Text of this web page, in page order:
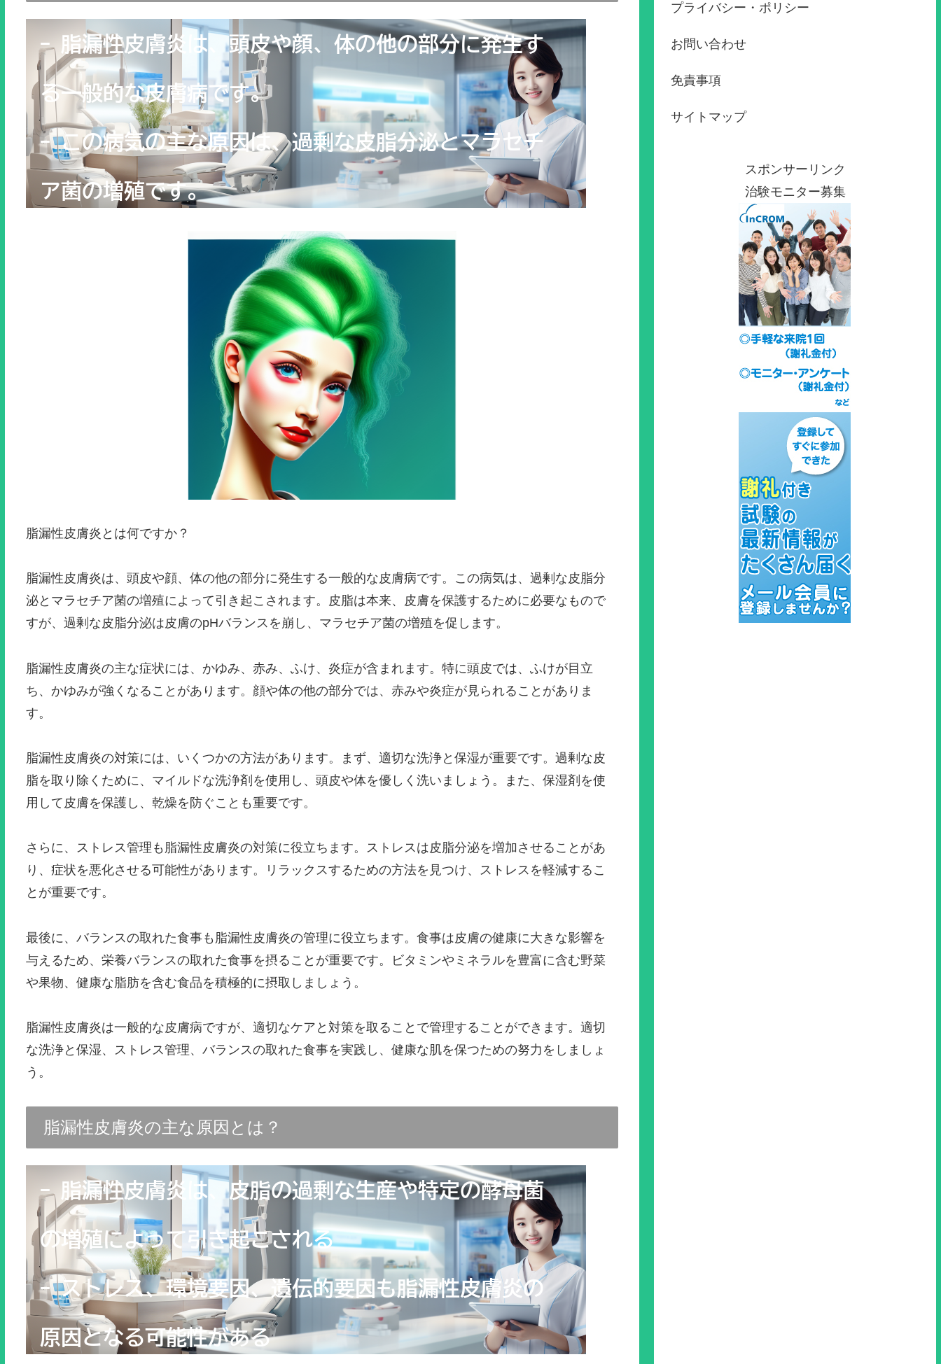
脂漏性皮膚炎とは何ですか？
脂漏性皮膚炎は、頭皮や顔、体の他の部分に発生する一般的な皮膚病です。この病気は、過剰な皮脂分
泌とマラセチア菌の増殖によって引き起こされます。皮脂は本来、皮膚を保護するために必要なもので
すが、過剰な皮脂分泌は皮膚のpHバランスを崩し、マラセチア菌の増殖を促します。
脂漏性皮膚炎の主な症状には、かゆみ、赤み、ふけ、炎症が含まれます。特に頭皮では、ふけが目立
ち、かゆみが強くなることがあります。顔や体の他の部分では、赤みや炎症が見られることがありま
す。
脂漏性皮膚炎の対策には、いくつかの方法があります。まず、適切な洗浄と保湿が重要です。過剰な皮
脂を取り除くために、マイルドな洗浄剤を使用し、頭皮や体を優しく洗いましょう。また、保湿剤を使
用して皮膚を保護し、乾燥を防ぐことも重要です。
さらに、ストレス管理も脂漏性皮膚炎の対策に役立ちます。ストレスは皮脂分泌を増加させることがあ
り、症状を悪化させる可能性があります。リラックスするための方法を見つけ、ストレスを軽減するこ
とが重要です。
最後に、バランスの取れた食事も脂漏性皮膚炎の管理に役立ちます。食事は皮膚の健康に大きな影響を
与えるため、栄養バランスの取れた食事を摂ることが重要です。ビタミンやミネラルを豊富に含む野菜
や果物、健康な脂肪を含む食品を積極的に摂取しましょう。
脂漏性皮膚炎は一般的な皮膚病ですが、適切なケアと対策を取ることで管理することができます。適切
な洗浄と保湿、ストレス管理、バランスの取れた食事を実践し、健康な肌を保つための努力をしましょ
う。
脂漏性皮膚炎の主な原因とは？
プライバシー・ポリシー
お問い合わせ
免責事項
サイトマップ
スポンサーリンク
治験モニター募集